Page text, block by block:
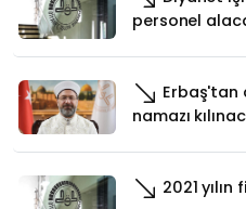
personel
Erbaş'tan
namazı
2021